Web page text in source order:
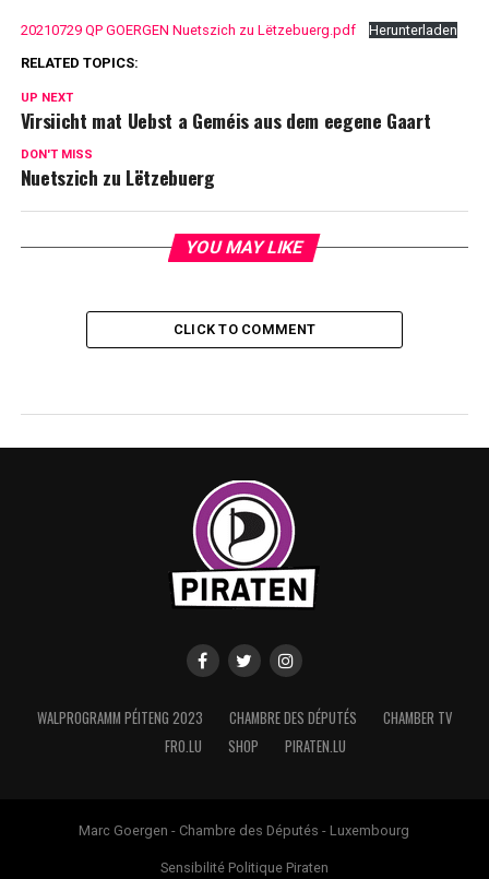
20210729 QP GOERGEN Nuetszich zu Lëtzebuerg.pdf
Herunterladen
RELATED TOPICS:
UP NEXT
Virsiicht mat Uebst a Geméis aus dem eegene Gaart
DON'T MISS
Nuetszich zu Lëtzebuerg
YOU MAY LIKE
CLICK TO COMMENT
WALPROGRAMM PÉITENG 2023 CHAMBRE DES DÉPUTÉS
CHAMBER TV
FRO.LU
SHOP PIRATEN.LU
Marc Goergen - Chambre des Députés - Luxembourg
Sensibilité Politique Piraten